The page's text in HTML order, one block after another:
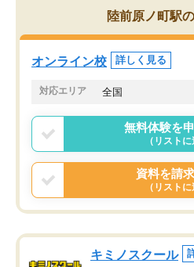
うちの子は、初回面談の講師の
オンラインツールを使用した単語
共有があり宿題もそちらで出され
でした。
言う事で講師変更の申し出があり
まりに短期での変更だった為、
う事にして退会しました。遅れも
戻せ、授業内容や講師の方は良か
と思います。
陸前原ノ町駅
オンライン校 詳しく見る
対応エリア 全国
無料体験を
（リスト
資料を請
（リスト
キミノスクール